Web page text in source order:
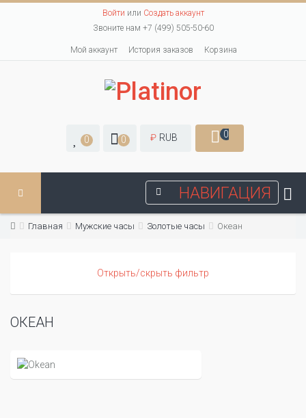
Войти или Создать аккаунт
Звоните нам +7 (499) 505-50-60
Мой аккаунт История заказов Корзина
0 0 ₽ RUB 0
НАВИГАЦИЯ
Главная Мужские часы Золотые часы Океан
Открыть/скрыть фильтр
ОКЕАН